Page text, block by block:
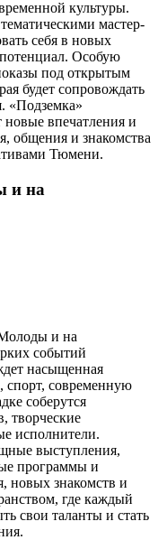
культуры.
мастер-
себя в новых
Особую
под открытым
будет сопровождать
«Подземка»
впечатления и
общения и знакомства
Тюмени.
и на
и на
событий
насыщенная
спорт, современную
соберутся
творческие
исполнители.
выступления,
программы и
новых знакомств и
где каждый
свои таланты и стать